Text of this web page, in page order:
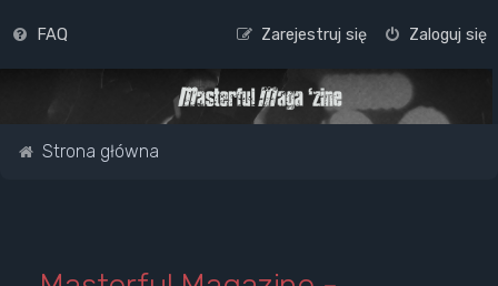
FAQ Zaloguj się
Zarejestruj się
Strona główna